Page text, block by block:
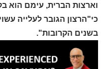
וארצות הברית, עימם הוא
כי"הרצון הגובר לעלייה
בשנים הקרובות".